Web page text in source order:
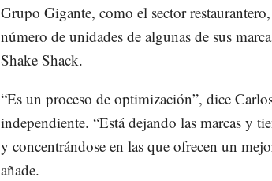
Grupo Gigante, como el sector
número de unidades de algunas de sus
Shake Shack.
“Es un proceso de optimización”, dice
independiente. “Está dejando las marcas y
y concentrándose en las que ofrecen un
añade.